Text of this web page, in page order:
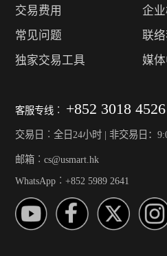
交易费用
常见问题
独家交易工具
企
联络
媒
客服专线︰ +852 3018 4526
交易日︰全日24小时 | 非交易日：
邮箱︰cs@usmart.hk
WhatsApp︰+852 5989 2641